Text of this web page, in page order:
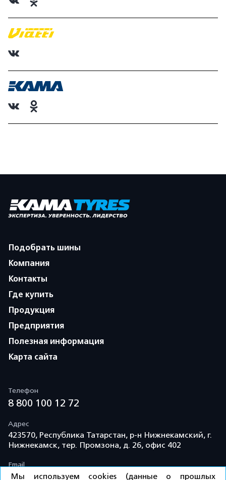
Подобрать шины
Компания
Контакты
Где купить
Продукция
Предприятия
Полезная информация
Карта сайта
Телефон
8 800 100 12 72
Адрес
423570, Республика Татарстан, р-н Нижнекамский, г.
Нижнекамск, тер. Промзона, д. 26, офис 402
Email
info@td-kama.com
Мы используем cookies (данные о прошлых